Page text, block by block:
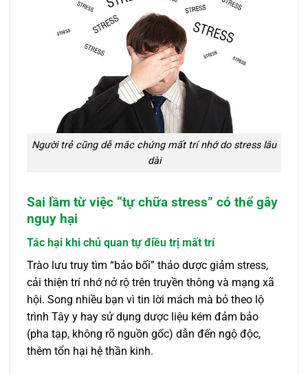
Người trẻ cũng dễ mắc chứng mất trí nhớ do stress lâu
dài
Sai lầm từ việc “tự chữa stress” có thể gây
nguy hại
Tác hại khi chủ quan tự điều trị mất trí
Trào lưu truy tìm “bảo bối” thảo dược giảm stress,
cải thiện trí nhớ nở rộ trên truyền thông và mạng xã
hội. Song nhiều bạn vì tin lời mách mà bỏ theo lộ
trình Tây y hay sử dụng dược liệu kém đảm bảo
(pha tạp, không rõ nguồn gốc) dẫn đến ngộ độc,
thêm tổn hại hệ thần kinh.